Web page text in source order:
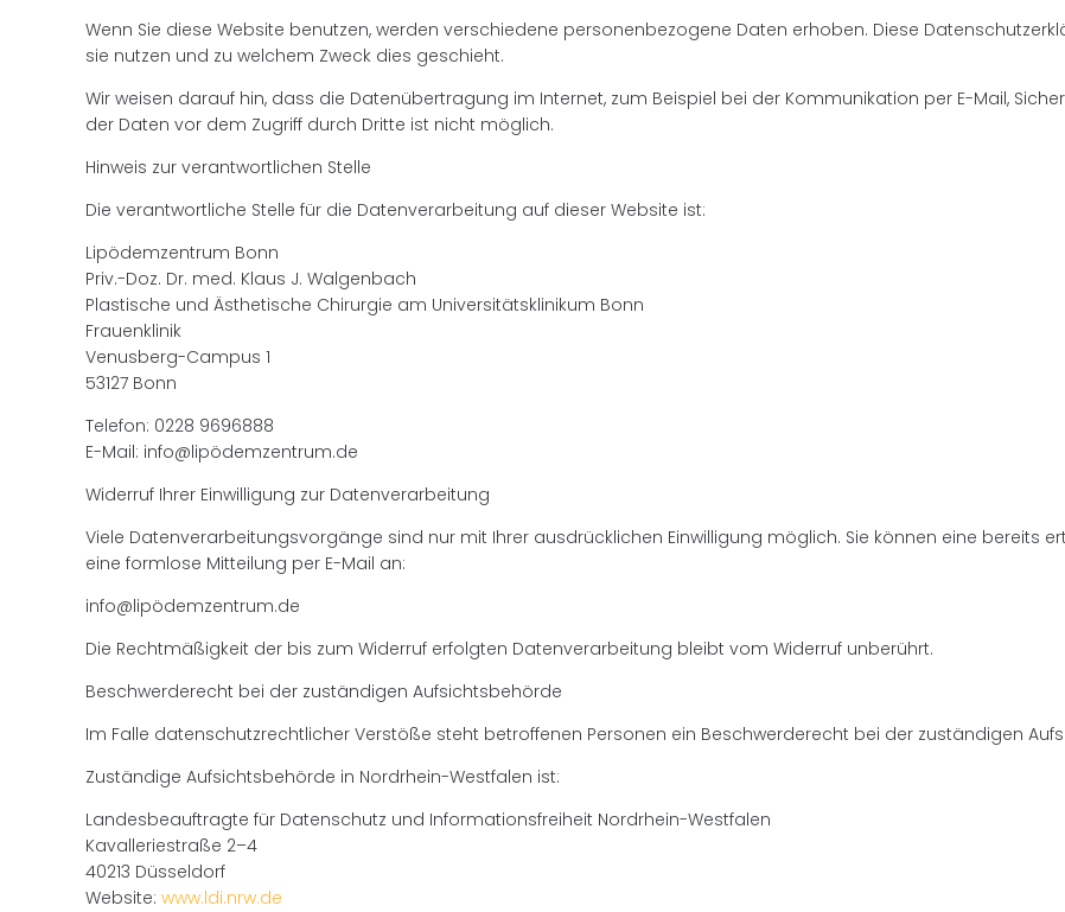
Wenn Sie diese Website benutzen, werden verschiedene personenbezogene Daten erhoben. Diese
sie nutzen und zu welchem Zweck dies geschieht.
Wir weisen darauf hin, dass die Datenübertragung im Internet, zum Beispiel bei der Kommunikation per E-Mail,
der Daten vor dem Zugriff durch Dritte ist nicht möglich.
Hinweis zur verantwortlichen Stelle
Die verantwortliche Stelle für die Datenverarbeitung auf dieser Website ist:
Lipödemzentrum Bonn
Priv.-Doz. Dr. med. Klaus J. Walgenbach
Plastische und Ästhetische Chirurgie am Universitätsklinikum Bonn
Frauenklinik
Venusberg-Campus 1
53127 Bonn
Telefon: 0228 9696888
E-Mail: info@lipödemzentrum.de
Widerruf Ihrer Einwilligung zur Datenverarbeitung
Viele Datenverarbeitungsvorgänge sind nur mit Ihrer ausdrücklichen Einwilligung möglich. Sie können eine bereits
eine formlose Mitteilung per E-Mail an:
info@lipödemzentrum.de
Die Rechtmäßigkeit der bis zum Widerruf erfolgten Datenverarbeitung bleibt vom Widerruf unberührt.
Beschwerderecht bei der zuständigen Aufsichtsbehörde
Im Falle datenschutzrechtlicher Verstöße steht betroffenen Personen ein Beschwerderecht bei der zuständigen
Zuständige Aufsichtsbehörde in Nordrhein-Westfalen ist:
Landesbeauftragte für Datenschutz und Informationsfreiheit Nordrhein-Westfalen
Kavalleriestraße 2–4
40213 Düsseldorf
Website: www.ldi.nrw.de